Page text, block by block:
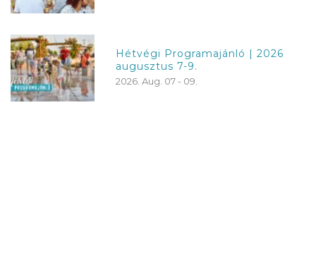
Hétvégi Programajánló | 2026
augusztus 7-9.
2026. Aug. 07 - 09.